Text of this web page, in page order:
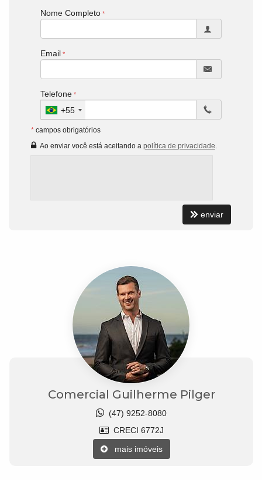
Nome Completo
Email
Telefone
+55
* campos obrigatórios
Ao enviar você está aceitando a política de privacidade
enviar
Comercial Guilherme Pilger
(47) 9252-8080
CRECI 6772J
mais imóveis